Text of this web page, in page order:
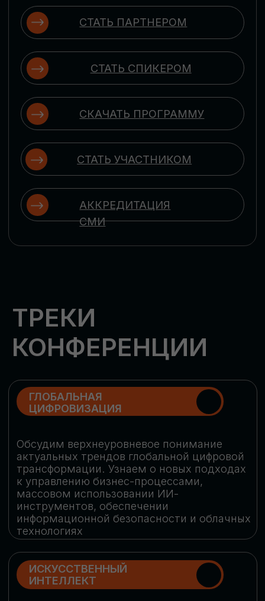
Выясним, как в наши дни уверенно
защищать свой бизнес от киберугроз
Узнаем как компании адаптируются к
новой ИИ-реальности. Как ИИ-
сотрудники становятся
«полноправными» членами команды, как
ИИ-помощники забирают на себя рутину
и как можно значительно увеличить
производительность без огромных
затрат на нейросети
ЦИФРОВИЗАЦИЯ
МАРКЕТИНГА И ПРОДАЖ
Обменяемся опытом, какие ИИ-решения
в маркетинге и продажах наиболее
рекламными кампаниями показывают
наибольшую эффективность
ЦИФРОВИЗАЦИЯ
УПРАВЛЕНИЯ ПЕРСОНАЛОМ
Рассмотрим управление человеческим
комплексные решения для роста
производительности и кейсы
оптимизации процессов найма,
развития, оценки и удержания
РОБОТИЗАЦИЯ
Узнаем, в каких отраслях ИИ
«материализуется», какие роботы
решают сложные бизнес-задачи, а где
только обсуждают концепции
роботизации и потенциальные бюджеты
на тестирование образцов
ЦИФРОВИЗАЦИЯ
КЛИЕНТСКОГО СЕРВИСА
Разберем кейсы в сфере цифровизации